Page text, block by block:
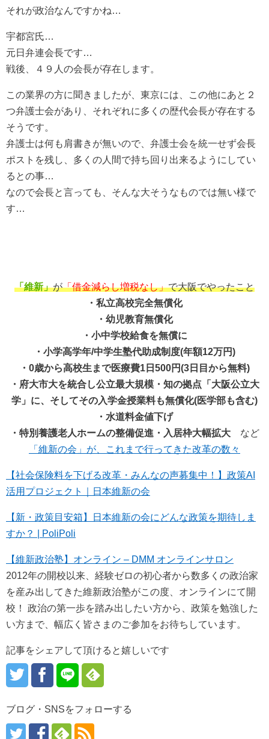
それが政治なんですかね…
宇都宮氏…
元日弁連会長です…
戦後、４９人の会長が存在します。
この業界の方に聞きましたが、東京には、この他にあと２
つ弁護士会があり、それぞれに多くの歴代会長が存在する
そうです。
弁護士は何も肩書きが無いので、弁護士会を統一せず会長
ポストを残し、多くの人間で持ち回り出来るようにしてい
るとの事…
なので会長と言っても、そんな大そうなものでは無い様で
す…
「維新」が「借金減らし増税なし」で大阪でやったこと
・私立高校完全無償化
・幼児教育無償化
・小中学校給食を無償に
・小学高学年/中学生塾代助成制度(年額12万円)
・0歳から高校生まで医療費1日500円(3日目から無料)
・府大市大を統合し公立最大規模・知の拠点「大阪公立大
学」に、そしてその入学金授業料も無償化(医学部も含む)
・水道料金値下げ
・特別養護老人ホームの整備促進・入居枠大幅拡大 など
「維新の会」が、これまで行ってきた改革の数々
【社会保険料を下げる改革・みんなの声募集中！】政策AI
活用プロジェクト｜日本維新の会
【新・政策目安箱】日本維新の会にどんな政策を期待しま
すか？ | PoliPoli
【維新政治塾】オンライン – DMM オンラインサロン
2012年の開校以来、経験ゼロの初心者から数多くの政治家
を産み出してきた維新政治塾がこの度、オンラインにて開
校！ 政治の第一歩を踏み出したい方から、政策を勉強した
い方まで、幅広く皆さまのご参加をお待ちしています。
記事をシェアして頂けると嬉しいです
ブログ・SNSをフォローする